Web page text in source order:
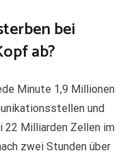
bei
ab?
Minute 1,9 Millionen
und
22 Milliarden Zellen im
zwei Stunden über